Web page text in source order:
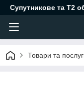
Супутникове та Т2
Товари та